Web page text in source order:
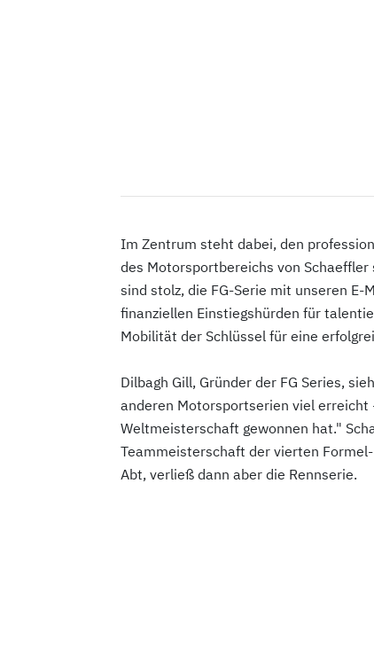
Im Zentrum steht dabei, den
des Motorsportbereichs von
sind stolz, die FG-Serie mit unseren
finanziellen Einstiegshürden für
Mobilität der Schlüssel für eine
Dilbagh Gill, Gründer der FG Series,
anderen Motorsportserien viel
Weltmeisterschaft gewonnen hat."
Teammeisterschaft der vierten
Abt, verließ dann aber die Rennserie.